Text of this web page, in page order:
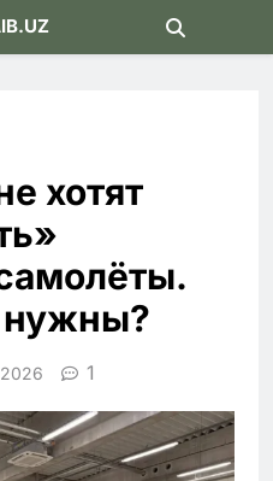
хотят
нужны?
1